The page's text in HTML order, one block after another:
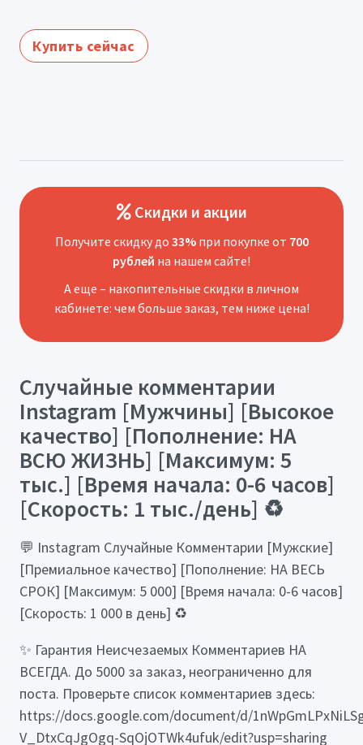
Купить сейчас
Скидки и акции
Получите скидку до 33%при покупке от 700
рублей на нашем сайте!
А еще – накопительные скидки в личном
кабинете: чем больше заказ, тем ниже цена!
Случайные комментарии
Instagram [Мужчины] [Высокое
качество] [Пополнение: НА
ВСЮ ЖИЗНЬ] [Максимум: 5
тыс.] [Время начала: 0-6 часов]
[Скорость: 1 тыс./день] ♻️
💬 Instagram Случайные Комментарии [Мужские]
[Премиальное качество] [Пополнение: НА ВЕСЬ
СРОК] [Максимум: 5 000] [Время начала: 0-6 часов]
[Скорость: 1 000 в день] ♻️
✨ Гарантия Неисчезаемых Комментариев НА
ВСЕГДА. До 5000 за заказ, неограниченно для
поста. Проверьте список комментариев здесь:
https://docs.google.com/document/d/
V_DtxCqJgOgq-SqOjOTWk4ufuk/edit?usp=sharing